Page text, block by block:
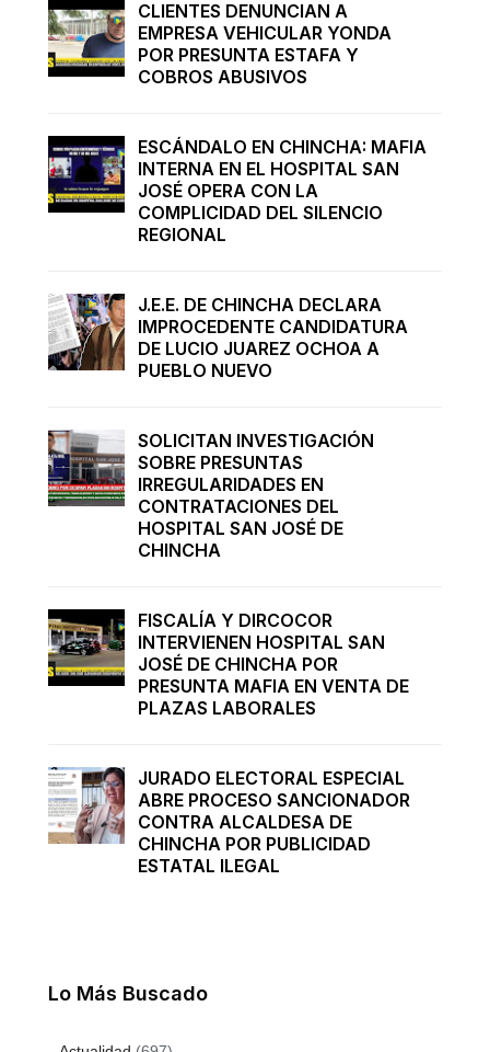
CLIENTES DENUNCIAN A
EMPRESA VEHICULAR YONDA
POR PRESUNTA ESTAFA Y
COBROS ABUSIVOS
ESCÁNDALO EN CHINCHA: MAFIA
INTERNA EN EL HOSPITAL SAN
JOSÉ OPERA CON LA
COMPLICIDAD DEL SILENCIO
REGIONAL
J.E.E. DE CHINCHA DECLARA
IMPROCEDENTE CANDIDATURA
DE LUCIO JUAREZ OCHOA A
PUEBLO NUEVO
SOLICITAN INVESTIGACIÓN
SOBRE PRESUNTAS
IRREGULARIDADES EN
CONTRATACIONES DEL
HOSPITAL SAN JOSÉ DE
CHINCHA
FISCALÍA Y DIRCOCOR
INTERVIENEN HOSPITAL SAN
JOSÉ DE CHINCHA POR
PRESUNTA MAFIA EN VENTA DE
PLAZAS LABORALES
JURADO ELECTORAL ESPECIAL
ABRE PROCESO SANCIONADOR
CONTRA ALCALDESA DE
CHINCHA POR PUBLICIDAD
ESTATAL ILEGAL
Lo Más Buscado